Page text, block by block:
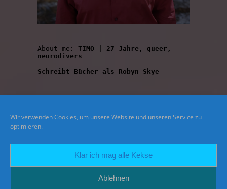
Wir verwenden Cookies, um unsere Website und unseren Service zu
optimieren.
Klar ich mag alle Kekse
Ablehnen
About me: TIMO | 27 Jahre, queer,
neurodivers
Schreibt Bücher als Robyn Skye